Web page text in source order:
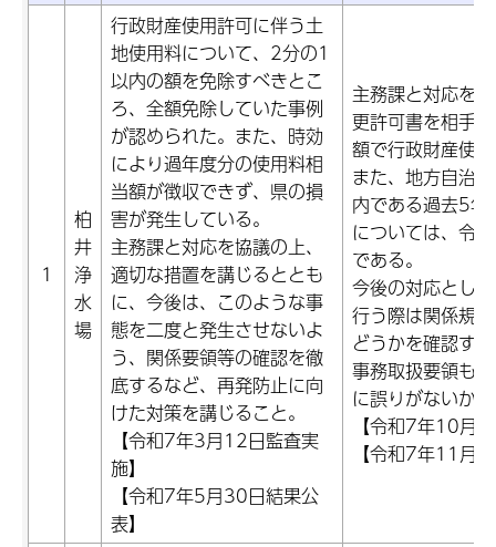
1
柏
井
浄
水
場
行政財産使用許可に伴う土
地使用料について、2分の1
以内の額を免除すべきとこ
ろ、全額免除していた事例
が認められた。また、時効
により過年度分の使用料相
当額が徴収できず、県の損
害が発生している。
主務課と対応を協議の上、
適切な措置を講じるととも
に、今後は、このような事
態を二度と発生させないよ
う、関係要領等の確認を徹
底するなど、再発防止に向
けた対策を講じること。
【令和7年3月12日監査実
施】
【令和7年5月30日結果公
表】
主務課と対応を
更許可書を相手
額で行政財産使
また、地方自治
内である過去5
については、令
である。
今後の対応とし
行う際は関係規
どうかを確認す
事務取扱要領も
に誤りがないか
【令和7年10月
【令和7年11月